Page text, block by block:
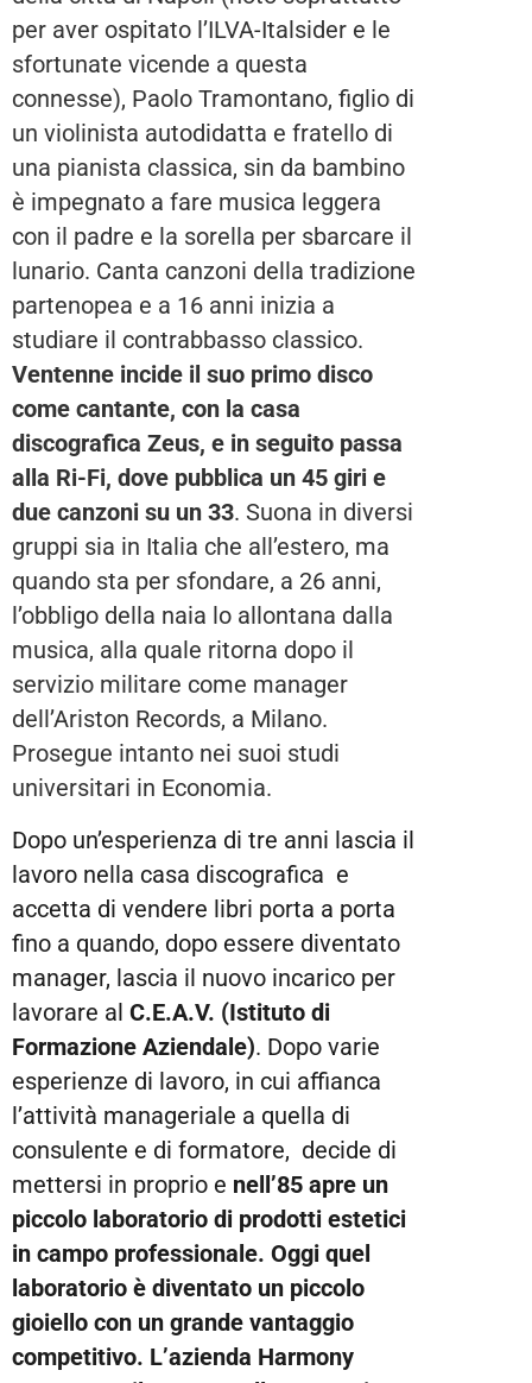
per aver ospitato l’ILVA-Italsider e le
sfortunate vicende a questa
connesse), Paolo Tramontano, figlio di
un violinista autodidatta e fratello di
una pianista classica, sin da bambino
è impegnato a fare musica leggera
con il padre e la sorella per sbarcare il
lunario. Canta canzoni della tradizione
partenopea e a 16 anni inizia a
studiare il contrabbasso classico.
Ventenne incide il suo primo disco
come cantante, con la casa
discografica Zeus, e in seguito passa
alla Ri-Fi, dove pubblica un 45 giri e
due canzoni su un 33. Suona in diversi
gruppi sia in Italia che all’estero, ma
quando sta per sfondare, a 26 anni,
l’obbligo della naia lo allontana dalla
musica, alla quale ritorna dopo il
servizio militare come manager
dell’Ariston Records, a Milano.
Prosegue intanto nei suoi studi
universitari in Economia.
Dopo un’esperienza di tre anni lascia il
lavoro nella casa discografica e
accetta di vendere libri porta a porta
fino a quando, dopo essere diventato
manager, lascia il nuovo incarico per
lavorare al C.E.A.V. (Istituto di
Formazione Aziendale). Dopo varie
esperienze di lavoro, in cui affianca
l’attività manageriale a quella di
consulente e di formatore, decide di
mettersi in proprio e nell’85 apre un
piccolo laboratorio di prodotti estetici
in campo professionale. Oggi quel
laboratorio è diventato un piccolo
gioiello con un grande vantaggio
competitivo. L’azienda Harmony